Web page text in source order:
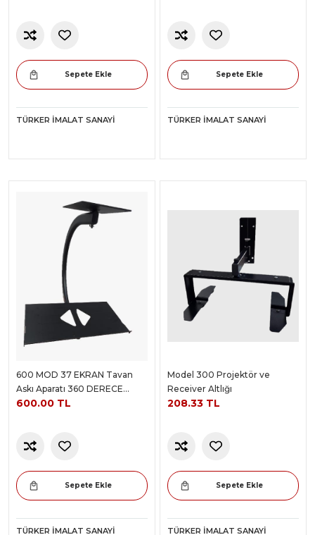
Sepete Ekle
TÜRKER İMALAT SANAYI
Sepete Ekle
TÜRKER İMALAT SANAYI
600 MOD 37 EKRAN Tavan
Askı Aparatı 360 DERECE
DÖNER
600.00 TL
Sepete Ekle
TÜRKER İMALAT SANAYI
Model 300 Projektör ve
Receiver Altlığı
208.33 TL
Sepete Ekle
TÜRKER İMALAT SANAYI